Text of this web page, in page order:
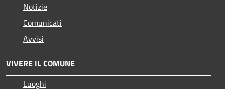
Notizie
Comunicati
Avvisi
VIVERE IL COMUNE
Luoghi